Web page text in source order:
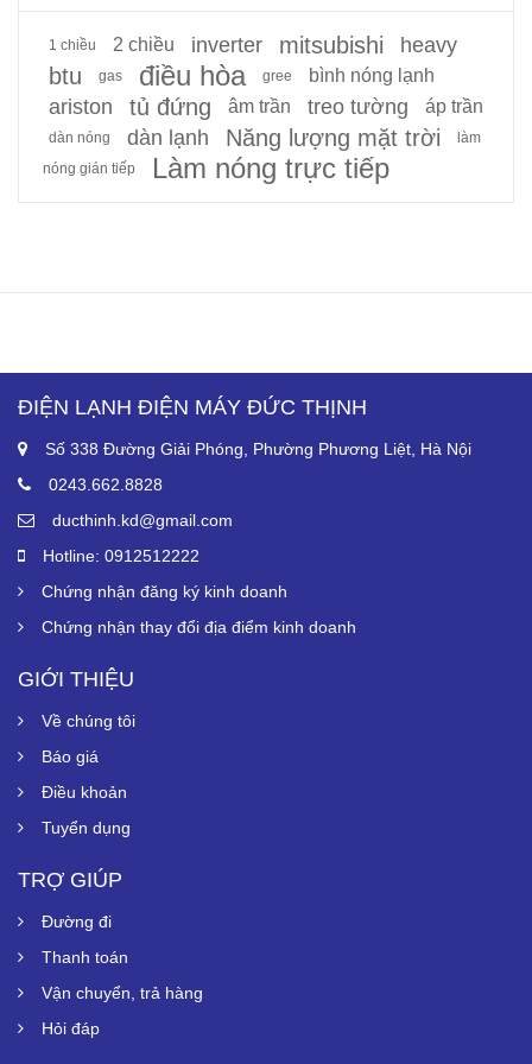
1 chiều 2 chiều inverter mitsubishi heavy
btu gas điều hòa gree bình nóng lạnh
ariston tủ đứng âm trần treo tường áp trần
dàn nóng dàn lạnh Năng lượng mặt trời
làm
nóng gián tiếp
Làm nóng trực tiếp
ĐIỆN LẠNH ĐIỆN MÁY ĐỨC THỊNH
Số 338 Đường Giải Phóng, Phường Phương Liệt, Hà Nội
0243.662.8828
ducthinh.kd@gmail.com
Hotline: 0912512222
Chứng nhận đăng ký kinh doanh
Chứng nhận thay đổi địa điểm kinh doanh
GIỚI THIỆU
Về chúng tôi
Báo giá
Điều khoản
Tuyển dụng
TRỢ GIÚP
Đường đi
Thanh toán
Vận chuyển, trả hàng
Hỏi đáp